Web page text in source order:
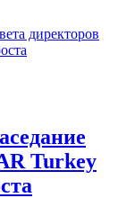
Turkey